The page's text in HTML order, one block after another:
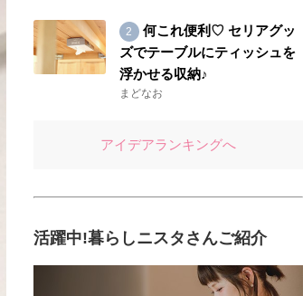
何これ便利♡ セリアグッ
ズでテーブルにティッシュを
浮かせる収納♪
まどなお
アイデアランキングへ
活躍中!暮らしニスタさんご紹介